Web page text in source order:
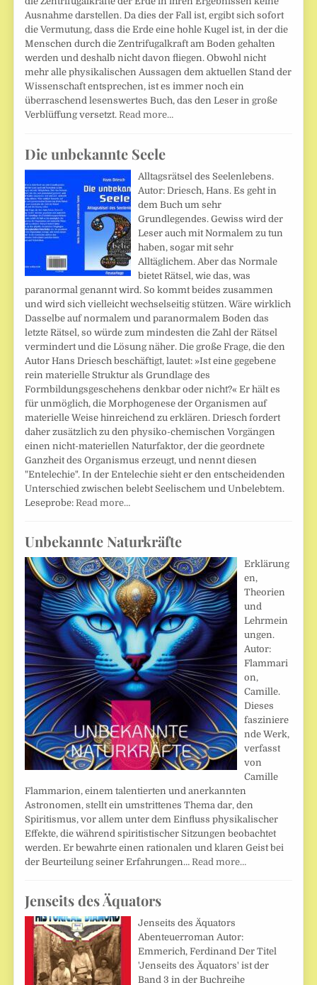
Ausnahme darstellen. Da dies der Fall ist, ergibt sich sofort
die Vermutung, dass die Erde eine hohle Kugel ist, in der die
Menschen durch die Zentrifugalkraft am Boden gehalten
werden und deshalb nicht davon fliegen. Obwohl nicht
mehr alle physikalischen Aussagen dem aktuellen Stand der
Wissenschaft entsprechen, ist es immer noch ein
überraschend lesenswertes Buch, das den Leser in große
Verblüffung versetzt.Read more…
Die unbekannte Seele
Alltagsrätsel des Seelenlebens.
Autor: Driesch, Hans. Es geht in
dem Buch um sehr
Grundlegendes. Gewiss wird der
Leser auch mit Normalem zu tun
haben, sogar mit sehr
Alltäglichem. Aber das Normale
bietet Rätsel, wie das, was
paranormal genannt wird. So kommt beides zusammen
und wird sich vielleicht wechselseitig stützen. Wäre wirklich
Dasselbe auf normalem und paranormalem Boden das
letzte Rätsel, so würde zum mindesten die Zahl der Rätsel
vermindert und die Lösung näher. Die große Frage, die den
Autor Hans Driesch beschäftigt, lautet: »Ist eine gegebene
rein materielle Struktur als Grundlage des
Formbildungsgeschehens denkbar oder nicht?« Er hält es
für unmöglich, die Morphogenese der Organismen auf
materielle Weise hinreichend zu erklären. Driesch fordert
daher zusätzlich zu den physiko-chemischen Vorgängen
einen nicht-materiellen Naturfaktor, der die geordnete
Ganzheit des Organismus erzeugt, und nennt diesen
"Entelechie". In der Entelechie sieht er den entscheidenden
Unterschied zwischen belebt Seelischem und Unbelebtem.
Leseprobe: Read more…
Unbekannte Naturkräfte
Erklärung
en,
Theorien
und
Lehrmein
ungen.
Autor:
Flammari
on,
Camille.
Dieses
fasziniere
nde Werk,
verfasst
von
Camille
Flammarion, einem talentierten und anerkannten
Astronomen, stellt ein umstrittenes Thema dar, den
Spiritismus, vor allem unter dem Einfluss physikalischer
Effekte, die während spiritistischer Sitzungen beobachtet
werden. Er bewahrte einen rationalen und klaren Geist bei
der Beurteilung seiner Erfahrungen… Read more…
Jenseits des Äquators
Jenseits des Äquators
Abenteuerroman Autor:
Emmerich, Ferdinand Der Titel
'Jenseits des Äquators' ist der
Band 3 in der Buchreihe